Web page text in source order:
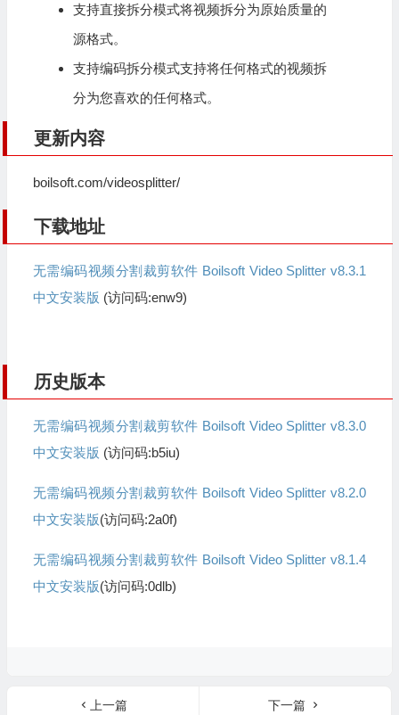
支持直接拆分模式将视频拆分为原始质量的
源格式。
支持编码拆分模式支持将任何格式的视频拆
分为您喜欢的任何格式。
更新内容
boilsoft.com/videosplitter/
下载地址
无需编码视频分割裁剪软件 Boilsoft Video Splitter v8.3.1
中文安装版 (访问码:enw9)
历史版本
无需编码视频分割裁剪软件 Boilsoft Video Splitter v8.3.0
中文安装版 (访问码:b5iu)
无需编码视频分割裁剪软件 Boilsoft Video Splitter v8.2.0
中文安装版(访问码:2a0f)
无需编码视频分割裁剪软件 Boilsoft Video Splitter v8.1.4
中文安装版(访问码:0dlb)
上一篇
下一篇